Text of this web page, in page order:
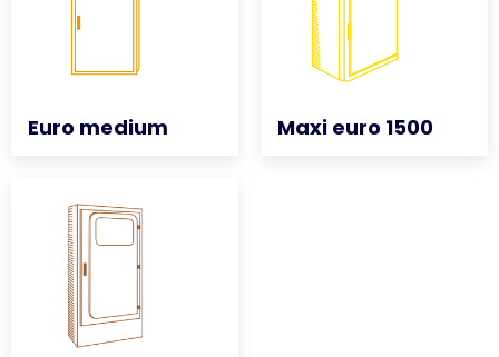
Euro medium
Euro medium Maxi euro 1500
Maxi euro 1500